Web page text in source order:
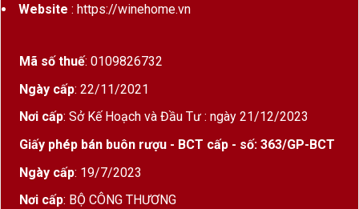
Website : https://winehome.vn
Mã số thuế: 0109826732
Ngày cấp: 22/11/2021
Nơi cấp: Sở Kế Hoạch và Đầu Tư : ngày 21/12/2023
Giấy phép bán buôn rượu - BCT cấp - số: 363/GP-BCT
Ngày cấp: 19/7/2023
Nơi cấp: BỘ CÔNG THƯƠNG